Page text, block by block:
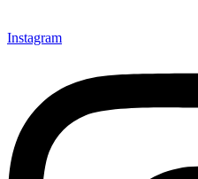
Instagram